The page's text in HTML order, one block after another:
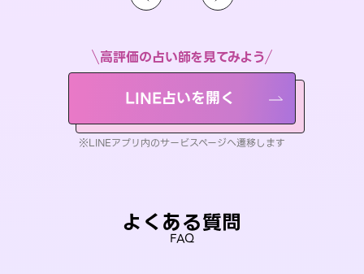
高評価の占い師を見てみよう
LINE占いを開く
※LINEアプリ内のサービスページへ遷移します
よくある質問
FAQ